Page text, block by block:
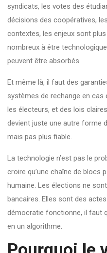
syndicats, les votes des
décisions des coopératives,
contextes, les enjeux sont
nombreux à être
peuvent être absorbés.
Et même là, il faut des
systèmes de rechange en
les électeurs, et des lois
devient juste une autre forme
mais pas plus fiable.
La technologie n’est pas le
croire qu’une chaîne de blocs
humaine. Les élections ne
bancaires. Elles sont des
démocratie fonctionne, il faut
en un algorithme.